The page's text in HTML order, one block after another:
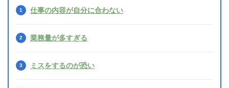
仕事の内容が自分に合わない
業務量が多すぎる
ミスをするのが恐い